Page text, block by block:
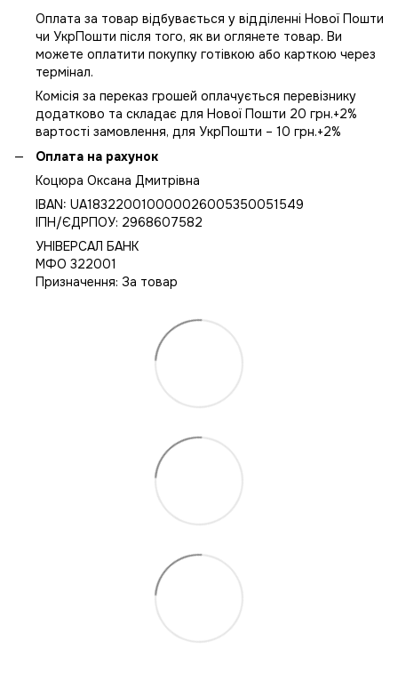
Оплата за товар відбувається у відділенні Нової Пошти
чи УкрПошти після того, як ви оглянете товар. Ви
можете оплатити покупку готівкою або карткою через
термінал.
Комісія за переказ грошей оплачується перевізнику
додатково та складає для Нової Пошти 20 грн.+2%
вартості замовлення, для УкрПошти – 10 грн.+2%
Оплата на рахунок
Коцюра Оксана Дмитрівна
IBAN: UA183220010000026005350051549
IПН/ЄДРПОУ: 2968607582
УНІВЕРСАЛ БАНК
МФО 322001
Призначення: За товар